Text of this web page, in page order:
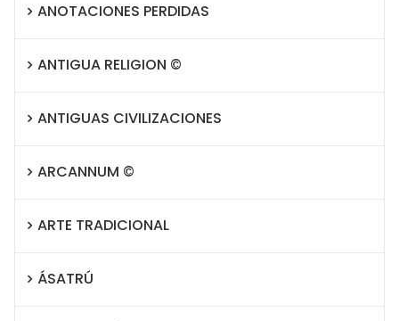
ANOTACIONES PERDIDAS
ANTIGUA RELIGION ©
ANTIGUAS CIVILIZACIONES
ARCANNUM ©
ARTE TRADICIONAL
ÁSATRÚ